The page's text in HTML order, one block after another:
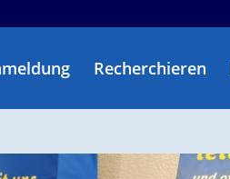
Recherchieren